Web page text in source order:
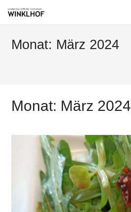
Monat: März 2024
Monat: März 2024